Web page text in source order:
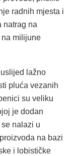
radnih mjesta i
natrag na
milijune
lažno
pluća vezanih
su veliku
je dodan
nalazi u
na bazi
i lobističke